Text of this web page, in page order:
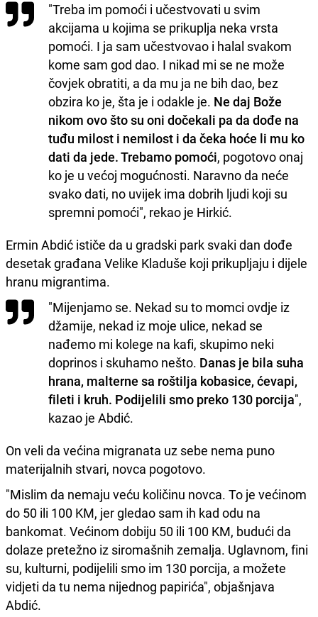
"Treba im pomoći i učestvovati u svim
akcijama u kojima se prikuplja neka vrsta
pomoći. I ja sam učestvovao i halal svakom
kome sam god dao. I nikad mi se ne može
čovjek obratiti, a da mu ja ne bih dao, bez
obzira ko je, šta je i odakle je. Ne daj Bože
nikom ovo što su oni dočekali pa da dođe na
tuđu milost i nemilost i da čeka hoće li mu ko
dati da jede. Trebamo pomoći, pogotovo onaj
ko je u većoj mogućnosti. Naravno da neće
svako dati, no uvijek ima dobrih ljudi koji su
spremni pomoći", rekao je Hirkić.
Ermin Abdić ističe da u gradski park svaki dan dođe
desetak građana Velike Kladuše koji prikupljaju i dijele
hranu migrantima.
"Mijenjamo se. Nekad su to momci ovdje iz
džamije, nekad iz moje ulice, nekad se
nađemo mi kolege na kafi, skupimo neki
doprinos i skuhamo nešto. Danas je bila suha
hrana, malterne sa roštilja kobasice, ćevapi,
fileti i kruh. Podijelili smo preko 130 porcija",
kazao je Abdić.
On veli da većina migranata uz sebe nema puno
materijalnih stvari, novca pogotovo.
"Mislim da nemaju veću količinu novca. To je većinom
do 50 ili 100 KM, jer gledao sam ih kad odu na
bankomat. Većinom dobiju 50 ili 100 KM, budući da
dolaze pretežno iz siromašnih zemalja. Uglavnom, fini
su, kulturni, podijelili smo im 130 porcija, a možete
vidjeti da tu nema nijednog papirića", objašnjava
Abdić.